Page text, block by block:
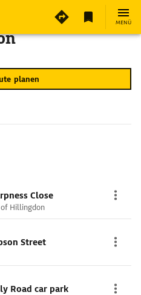
MENÜ
planen
Close
Hillingdon
Street
Road car park